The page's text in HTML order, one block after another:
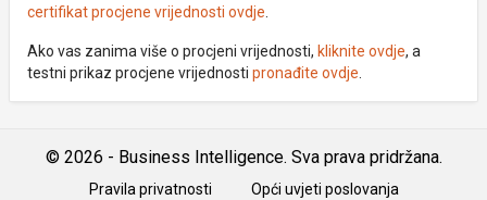
certifikat procjene vrijednosti ovdje
Ako vas zanima više o procjeni vrijednosti, kliknite ovdje, a
testni prikaz procjene vrijednosti pronađite ovdje
© 2026 - Business Intelligence. Sva prava pridržana.
Pravila privatnosti Opći uvjeti poslovanja